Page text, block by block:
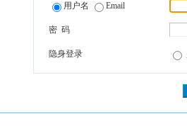
用户名 Email
密 码
隐身登录